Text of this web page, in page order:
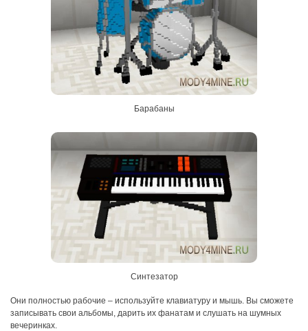
Барабаны
Синтезатор
Они полностью рабочие – используйте клавиатуру и мышь. Вы сможете
записывать свои альбомы, дарить их фанатам и слушать на шумных
вечеринках.